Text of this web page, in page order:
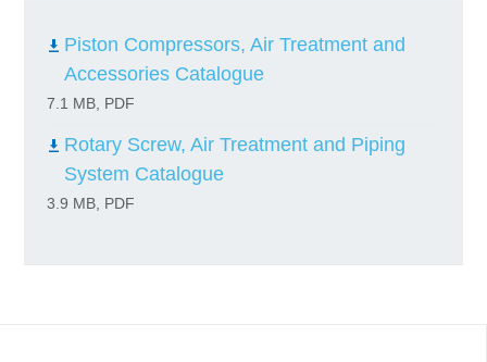
Piston Compressors, Air Treatment and
Accessories Catalogue
7.1 MB, PDF
Rotary Screw, Air Treatment and Piping
System Catalogue
3.9 MB, PDF